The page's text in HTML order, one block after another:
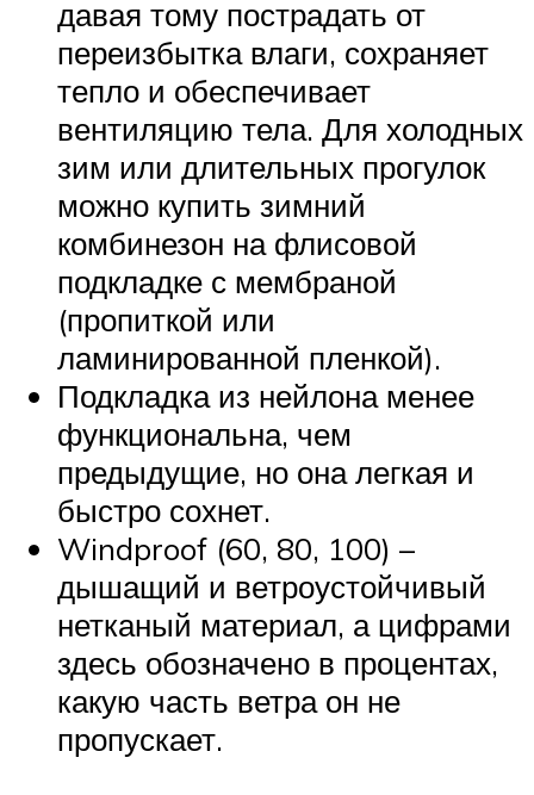
давая тому пострадать от
переизбытка влаги, сохраняет
тепло и обеспечивает
вентиляцию тела. Для холодных
зим или длительных прогулок
можно купить зимний
комбинезон на флисовой
подкладке с мембраной
(пропиткой или
ламинированной пленкой).
Подкладка из нейлона менее
функциональна, чем
предыдущие, но она легкая и
быстро сохнет.
Windproof (60, 80, 100) –
дышащий и ветроустойчивый
нетканый материал, а цифрами
здесь обозначено в процентах,
какую часть ветра он не
пропускает.